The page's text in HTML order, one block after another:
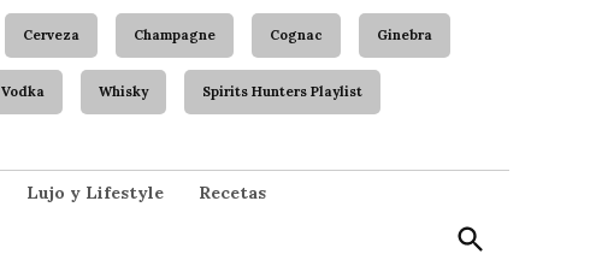
Cerveza Champagne Cognac Ginebra
Vodka Whisky Spirits Hunters Playlist
Lujo y Lifestyle Recetas